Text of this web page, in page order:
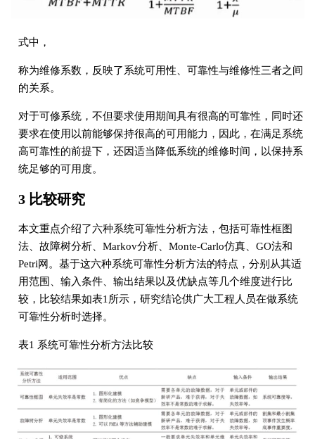
式中，
称为维修系数，反映了系统可用性、可靠性与维修性三者之间
的关系。
对于可修系统，不但要求使用期间具有很高的可靠性，同时还
要求在使用以前能够保持很高的可用能力，因此，在满足系统
高可靠性的前提下，还因适当降低系统的维修时间，以保持系
统足够的可用度。
3 比较研究
本文重点介绍了六种系统可靠性分析方法，包括可靠性框图
法、故障树分析、Markov分析、Monte-Carlo仿真、GO法和
Petri网。基于这六种系统可靠性分析方法的特点，分别从其适
用范围、输入条件、输出结果以及优缺点等几个维度进行比
较，比较结果如表1所示，研究结论供广大工程人员在做系统
可靠性分析时选择。
表1 系统可靠性分析方法比较